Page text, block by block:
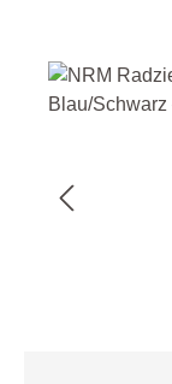
Bildergalerie